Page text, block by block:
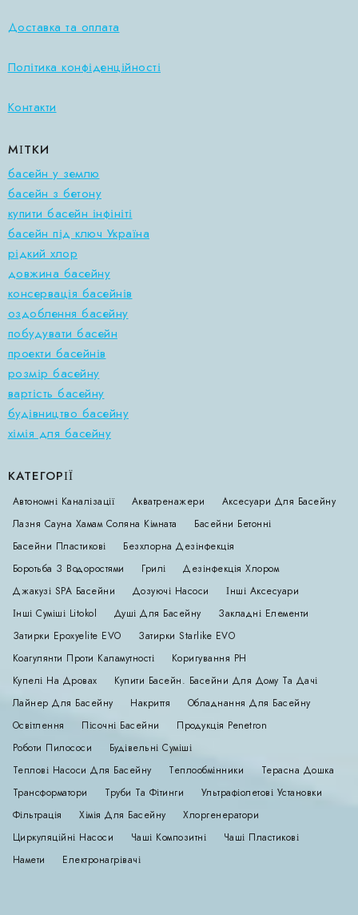
Доставка та оплата
Політика конфіденційності
Контакти
МІТКИ
басейн у землю
басейн з бетону
купити басейн інфініті
басейн під ключ Україна
рідкий хлор
довжина басейну
консервація басейнів
оздоблення басейну
побудувати басейн
проекти басейнів
розмір басейну
вартість басейну
будівництво басейну
хімія для басейну
КАТЕГОРІЇ
Автономні Каналізації Акватренажери
Аксесуари Для Басейну
Лазня Сауна Хамам Соляна Кімната
Басейни Бетонні
Басейни Пластикові
Безхлорна Дезінфекція
Боротьба З Водоростями
Грилі
Дезінфекція Хлором
Джакузі SPA Басейни
Дозуючі Насоси
Інші Аксесуари
Інші Суміші Litokol
Душі Для Басейну
Закладні Елементи
Затирки Epoxyelite EVO
Затирки Starlike EVO
Коагулянти Проти Каламутності
Коригування РН
Купелі На Дровах
Купити Басейн. Басейни Для Дому Та Дачі
Лайнер Для Басейну
Накриття
Обладнання Для Басейну
Освітлення
Пісочні Басейни
Продукція Penetron
Роботи Пилососи
Будівельні Суміші
Теплові Насоси Для Басейну
Теплообмінники
Терасна Дошка
Трансформатори
Труби Та Фітинги
Ультрафіолетові Установки
Фільтрація
Хімія Для Басейну
Хлоргенератори
Циркуляційні Насоси
Чаші Композитні
Чаші Пластикові
Намети
Електронагрівачі